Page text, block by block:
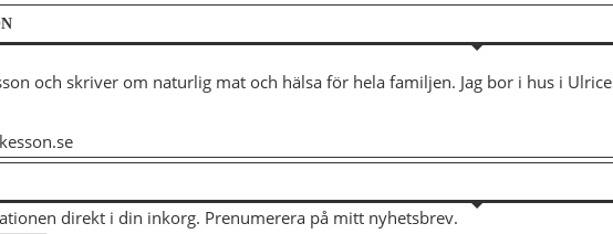
och skriver om naturlig mat och hälsa för hela familjen. Jag bor i hus i
direkt i din inkorg. Prenumerera på mitt nyhetsbrev.